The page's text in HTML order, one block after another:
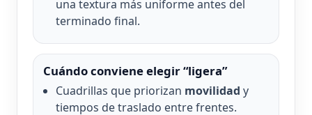
una textura más uniforme antes del
terminado final.
Cuándo conviene elegir “ligera”
Cuadrillas que priorizan movilidad y
tiempos de traslado entre frentes.